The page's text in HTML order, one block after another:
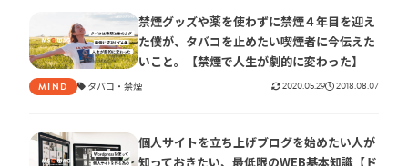
禁煙グッズや薬を使わずに禁煙４年目を迎え
た僕が、タバコを止めたい喫煙者に今伝えた
いこと。【禁煙で人生が劇的に変わった】
MIND タバコ 禁煙 2020.05.29 2018.08.07
個人サイトを立ち上げブログを始めたい人が
知っておきたい、最低限のWEB基本知識【ド